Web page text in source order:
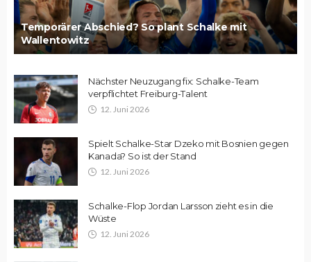
Temporärer Abschied? So plant Schalke mit
Wallentowitz
Nächster Neuzugang fix: Schalke-Team
verpflichtet Freiburg-Talent
12. Juni 2026
Spielt Schalke-Star Dzeko mit Bosnien gegen
Kanada? So ist der Stand
12. Juni 2026
Schalke-Flop Jordan Larsson zieht es in die
Wüste
12. Juni 2026